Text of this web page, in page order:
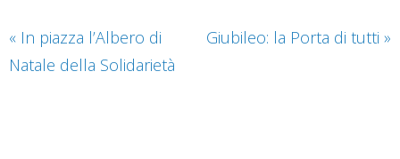
« In piazza l’Albero di
Natale della Solidarietà
Giubileo: la Porta di tutti »